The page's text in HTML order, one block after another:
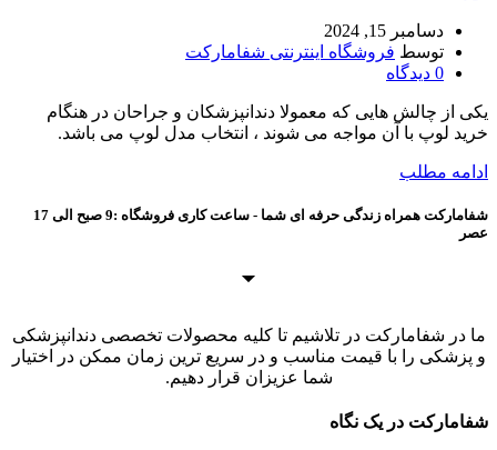
دسامبر 15, 2024
توسط فروشگاه اینترنتی شفامارکت
0 دیدگاه
یکی از چالش هایی که معمولا دندانپزشکان و جراحان در هنگام
خرید لوپ با آن مواجه می شوند ، انتخاب مدل لوپ می باشد.
ادامه مطلب
شفامارکت همراه زندگی حرفه ای شما - ساعت کاری فروشگاه :9 صبح الی 17
عصر
ما در شفامارکت در تلاشیم تا کلیه محصولات تخصصی دندانپزشکی
و پزشکی را با قیمت مناسب و در سریع ترین زمان ممکن در اختیار
شما عزیزان قرار دهیم.
شفامارکت در یک نگاه